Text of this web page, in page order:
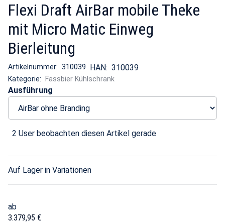
Flexi Draft AirBar mobile Theke
mit Micro Matic Einweg
Bierleitung
Artikelnummer: 310039 HAN: 310039
Kategorie: Fassbier Kühlschrank
Ausführung
2 User beobachten diesen Artikel gerade
Auf Lager in Variationen
ab
3.379,95 €